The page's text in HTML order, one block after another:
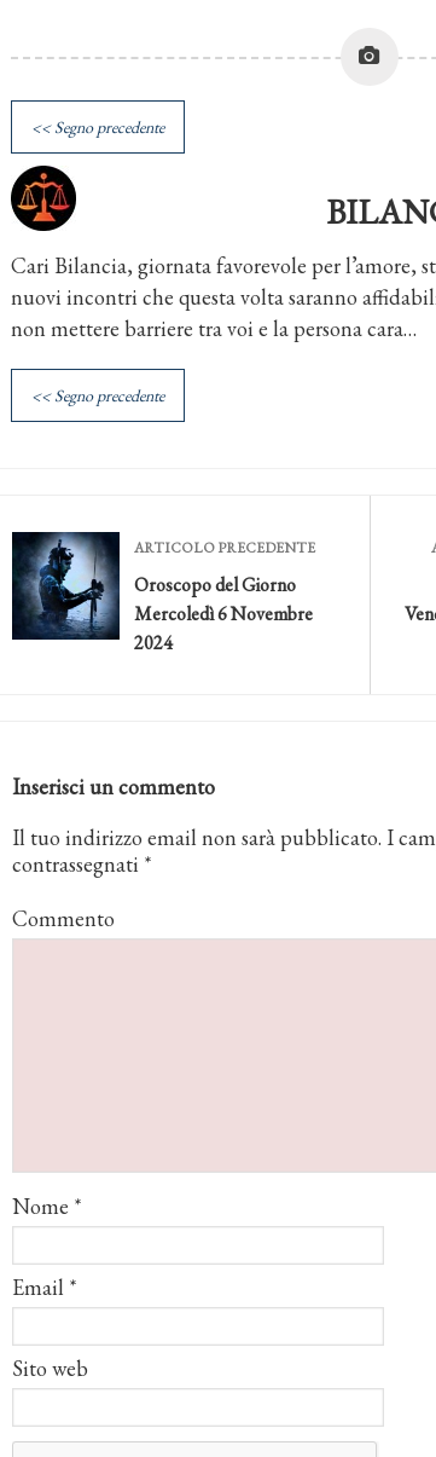
<< Segno precedente
Cari Bilancia, giornata favorevole per l’amore,
nuovi incontri che questa volta saranno
non mettere barriere tra voi e la persona cara…
<< Segno precedente
ARTICOLO PRECEDENTE
Oroscopo del Giorno
Mercoledì 6 Novembre
2024
Inserisci un commento
Il tuo indirizzo email non sarà pubblicato. I
contrassegnati *
Commento
Nome *
Email *
Sito web